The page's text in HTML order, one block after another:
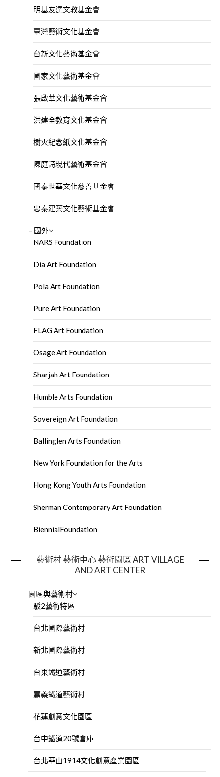
明基友達文教基金會
臺灣藝術文化基金會
台新文化藝術基金會
國家文化藝術基金會
張啟華文化藝術基金會
洪建全教育文化基金會
樹火紀念紙文化基金會
陳庭詩現代藝術基金會
國泰世華文化慈善基金會
忠泰建築文化藝術基金會
– 國外
NARS Foundation
Dia Art Foundation
Pola Art Foundation
Pure Art Foundation
FLAG Art Foundation
Osage Art Foundation
Sharjah Art Foundation
Humble Arts Foundation
Sovereign Art Foundation
Ballinglen Arts Foundation
New York Foundation for the Arts
Hong Kong Youth Arts Foundation
Sherman Contemporary Art Foundation
BiennialFoundation
藝術村 藝術中心 藝術園區 ART VILLAGE
AND ART CENTER
園區與藝術村
駁2藝術特區
台北國際藝術村
新北國際藝術村
台東鐵道藝術村
嘉義鐵道藝術村
花蓮創意文化園區
台中鐵道20號倉庫
台北華山1914文化創意產業園區